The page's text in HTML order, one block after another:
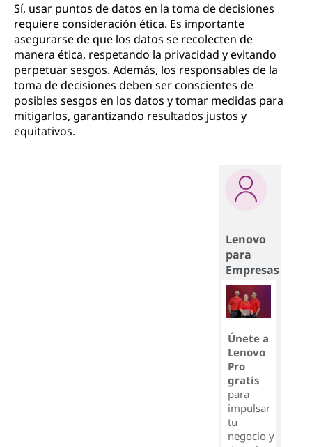
Sí, usar puntos de datos en la toma de decisiones
requiere consideración ética. Es importante
asegurarse de que los datos se recolecten de
manera ética, respetando la privacidad y evitando
perpetuar sesgos. Además, los responsables de la
toma de decisiones deben ser conscientes de
posibles sesgos en los datos y tomar medidas para
mitigarlos, garantizando resultados justos y
equitativos.
Lenovo
para
Empresas
Únete a
Lenovo
Pro
gratis
para
impulsar
tu
negocio y